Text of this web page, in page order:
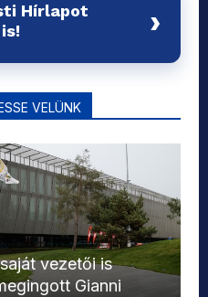
Hírlapot
›
VELÜNK
vezetői is
Gianni